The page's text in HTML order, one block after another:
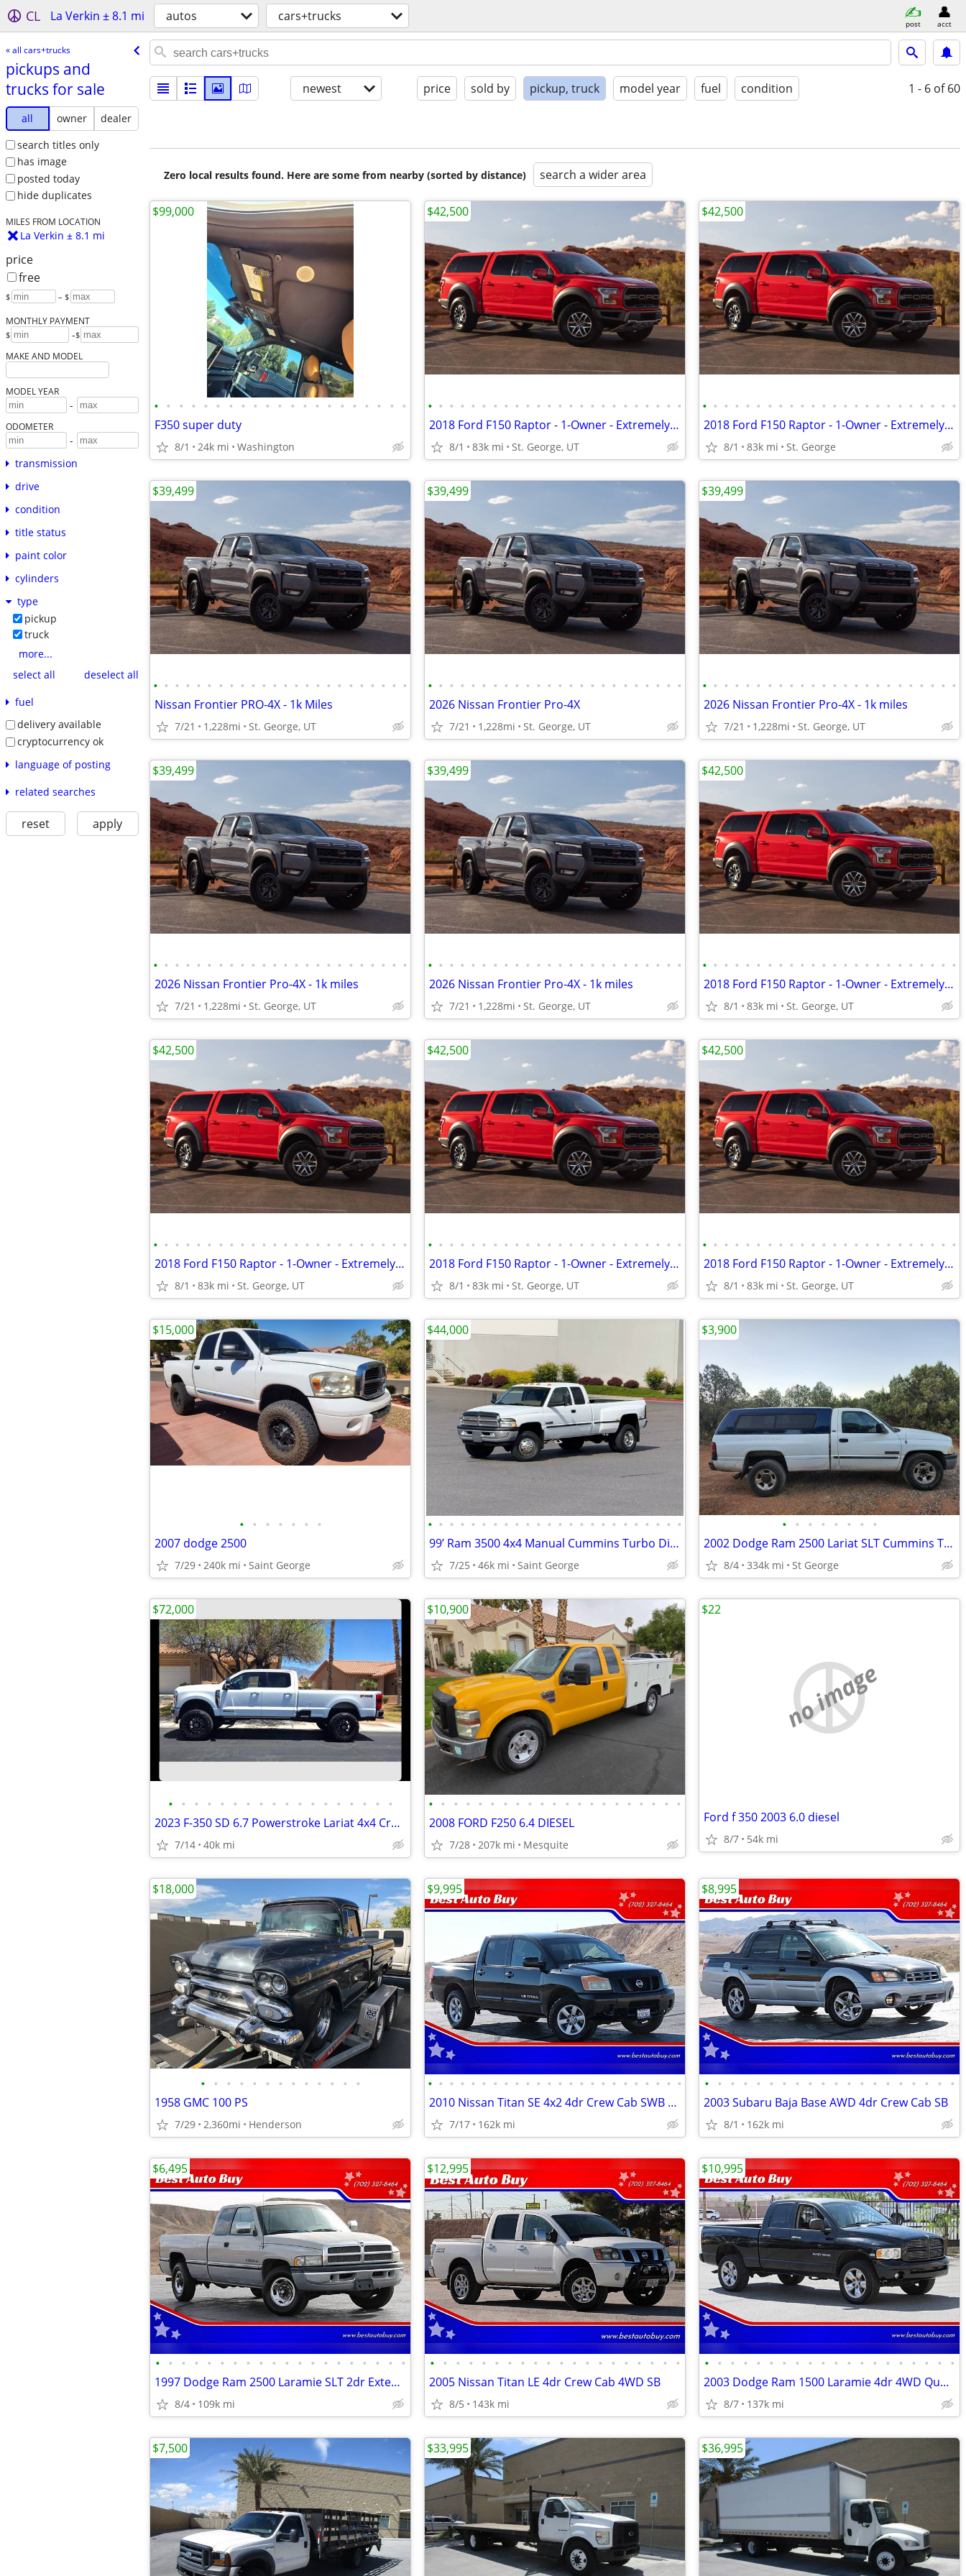
CL La Verkin ± 8.1 mi autos cars+trucks post acct
« all cars+trucks
pickups and
trucks for sale
all owner
dealer
search titles only
has image
posted today
hide duplicates
MILES FROM LOCATION
La Verkin ± 8.1 mi
price
free
$ – $
MONTHLY PAYMENT
$ -$
MAKE AND MODEL
MODEL YEAR
-
ODOMETER
-
transmission
drive
condition
title status
paint color
cylinders
type
pickup
truck
more...
select all
deselect all
fuel
delivery available
cryptocurrency ok
language of posting
related searches
reset apply
newest price sold by pickup, truck model year fuel condition 1 - 6 of 60
Zero local results found. Here are some from nearby (sorted by distance) search a wider area
• • • • • • • • • • • • • • • • • • • • •
F350 super duty
8/1 24k mi Washington
$99,000
• • • • • • • • • • • • • • • • • • • • • • • •
2018 Ford F150 Raptor - 1-Owner - Extremely Clean & Well-Serviced
8/1 83k mi St. George, UT
$42,500
• • • • • • • • • • • • • • • • • • • • • • • •
2018 Ford F150 Raptor - 1-Owner - Extremely Clean & Well-Serviced
8/1 83k mi St. George
$42,500
• • • • • • • • • • • • • • • • • • • • • • • •
Nissan Frontier PRO-4X - 1k Miles
7/21 1,228mi St. George, UT
$39,499
• • • • • • • • • • • • • • • • • • • • • • • •
2026 Nissan Frontier Pro-4X
7/21 1,228mi St. George, UT
$39,499
• • • • • • • • • • • • • • • • • • • • • • • •
2026 Nissan Frontier Pro-4X - 1k miles
7/21 1,228mi St. George, UT
$39,499
• • • • • • • • • • • • • • • • • • • • • • • •
2026 Nissan Frontier Pro-4X - 1k miles
7/21 1,228mi St. George, UT
$39,499
• • • • • • • • • • • • • • • • • • • • • • • •
2026 Nissan Frontier Pro-4X - 1k miles
7/21 1,228mi St. George, UT
$39,499
• • • • • • • • • • • • • • • • • • • • • • • •
2018 Ford F150 Raptor - 1-Owner - Extremely Clean & Well-Serviced
8/1 83k mi St. George, UT
$42,500
• • • • • • • • • • • • • • • • • • • • • • • •
2018 Ford F150 Raptor - 1-Owner - Extremely Clean & Well-Serviced
8/1 83k mi St. George, UT
$42,500
• • • • • • • • • • • • • • • • • • • • • • • •
2018 Ford F150 Raptor - 1-Owner - Extremely Clean & Well-Serviced
8/1 83k mi St. George, UT
$42,500
• • • • • • • • • • • • • • • • • • • • • • • •
2018 Ford F150 Raptor - 1-Owner - Extremely Clean & Well-Serviced
8/1 83k mi St. George, UT
$42,500
• • • • • • •
2007 dodge 2500
7/29 240k mi Saint George
$15,000
• • • • • • • • • • • • • • • • • • • • • • • •
99’ Ram 3500 4x4 Manual Cummins Turbo Diesel
7/25 46k mi Saint George
$44,000
• • • • • • • •
2002 Dodge Ram 2500 Lariat SLT Cummins Turbo Diesel
8/4 334k mi St George
$3,900
• • • • • • • • • • • • • • • • • •
2023 F-350 SD 6.7 Powerstroke Lariat 4x4 Crew Cab
7/14 40k mi
$72,000
• • • • • • • • • • • • • • • • • • • • •
2008 FORD F250 6.4 DIESEL
7/28 207k mi Mesquite
$10,900
no image
Ford f 350 2003 6.0 diesel
8/7 54k mi
$22
• • • • • • • • • • • • •
1958 GMC 100 PS
7/29 2,360mi Henderson
$18,000
• • • • • • • • • • • • • • • • • • • • • • • •
2010 Nissan Titan SE 4x2 4dr Crew Cab SWB Pickup
7/17 162k mi
$9,995
• • • • • • • • • • • • • • • • • • • •
2003 Subaru Baja Base AWD 4dr Crew Cab SB
8/1 162k mi
$8,995
• • • • • • • • • • • • • • • • • • • •
1997 Dodge Ram 2500 Laramie SLT 2dr Extended Cab LB
8/4 109k mi
$6,495
• • • • • • • • • • • • • • • • • • • •
2005 Nissan Titan LE 4dr Crew Cab 4WD SB
8/5 143k mi
$12,995
• • • • • • • • • • • • • • • • • • • •
2003 Dodge Ram 1500 Laramie 4dr 4WD Quad Cab SB
8/7 137k mi
$10,995
$7,500 $33,995 $36,995